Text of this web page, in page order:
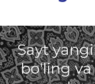
Sayt
bo'ling